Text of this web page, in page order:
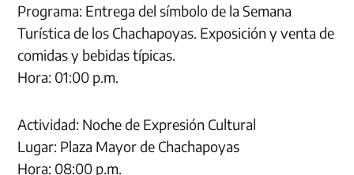
Programa: Entrega del símbolo de la Semana
Turística de los Chachapoyas. Exposición y venta de
comidas y bebidas típicas.
Hora: 01:00 p.m.
Actividad: Noche de Expresión Cultural
Lugar: Plaza Mayor de Chachapoyas
Hora: 08:00 p.m.